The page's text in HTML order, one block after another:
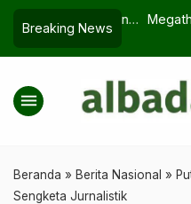
Breaking News
menu
Beranda » Berita Nasional »
Sengketa Jurnalistik